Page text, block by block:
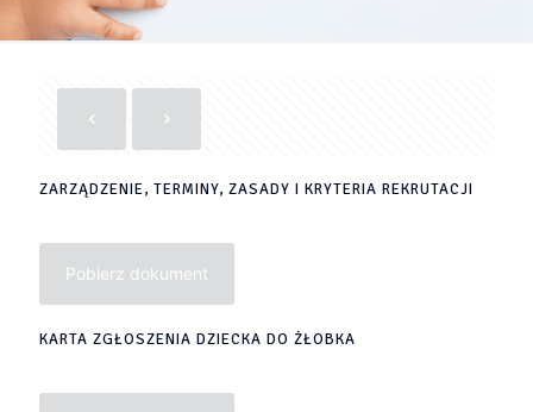
ZARZĄDZENIE, TERMINY, ZASADY I KRYTERIA REKRUTACJI
Pobierz dokument
KARTA ZGŁOSZENIA DZIECKA DO ŻŁOBKA